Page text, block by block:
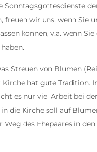
Sonntagsgottesdienste
freuen wir uns, wenn Sie
können, v.a. wenn
Streuen von Blumen
Kirche hat gute Tradition.
es nur viel Arbeit bei
die Kirche soll auf
Weg des Ehepaares in